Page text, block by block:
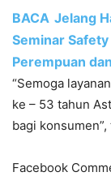
BACA Jelang
Seminar
Perempuan
“Semoga
ke – 53 tahun
bagi
Facebook